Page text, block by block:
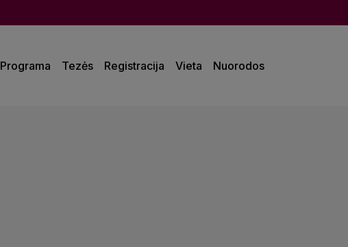
Programa Tezės Registracija Vieta Nuorodos